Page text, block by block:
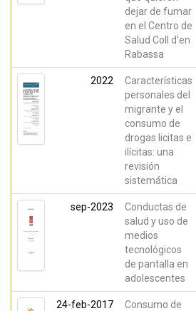
dejar de fumar
en el Centro de
Salud Coll d'en
Rabassa
2022
Características
personales del
migrante y el
consumo de
drogas licitas e
ilícitas: una
revisión
sistemática
sep-2023
Conductas de
salud y uso de
medios
tecnológicos
de pantalla en
adolescentes
24-feb-2017
Consumo de